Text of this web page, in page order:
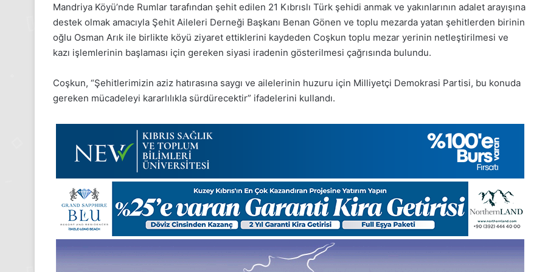
Mandriya Köyü’nde Rumlar tarafından şehit edilen 21 Kıbrıslı Türk şehidi anmak ve yakınlarının adalet arayışına
destek olmak amacıyla Şehit Aileleri Derneği Başkanı Benan Gönen ve toplu mezarda yatan şehitlerden birinin
oğlu Osman Arık ile birlikte köyü ziyaret ettiklerini kaydeden Coşkun toplu mezar yerinin netleştirilmesi ve
kazı işlemlerinin başlaması için gereken siyasi iradenin gösterilmesi çağrısında bulundu.
Coşkun, “Şehitlerimizin aziz hatırasına saygı ve ailelerinin huzuru için Milliyetçi Demokrasi Partisi, bu konuda
gereken mücadeleyi kararlılıkla sürdürecektir” ifadelerini kullandı.
24
Pazartesi
2025,
Gıynık
manşetleri
24 Kasım 2025
24 Kasım Pazartesi 2025, Gıynık
1
Aralık
Pazartesi
2025,
Gıynık
manşetleri
1 Aralık 2025
1 Aralık Pazartesi 2025, Gıynık